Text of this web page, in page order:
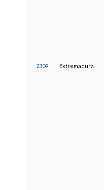
2309 Extremadura